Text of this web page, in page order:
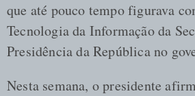
que até pouco tempo figurava
Tecnologia da Informação da
Presidência da República no
Nesta semana, o presidente